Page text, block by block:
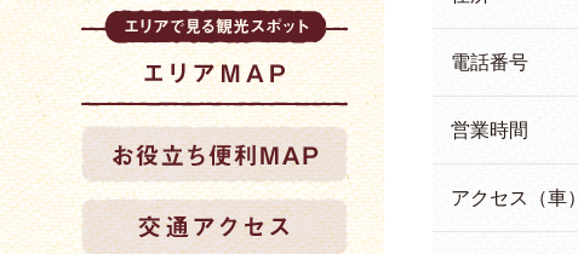
電話番号
営業時間
アクセス（車）